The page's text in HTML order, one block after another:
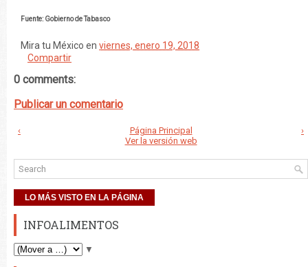
Fuente: Gobierno de Tabasco
Mira tu México en viernes, enero 19, 2018
Compartir
0 comments:
Publicar un comentario
‹ ›
Página Principal
Ver la versión web
LO MÁS VISTO EN LA PÁGINA
INFOALIMENTOS
▼